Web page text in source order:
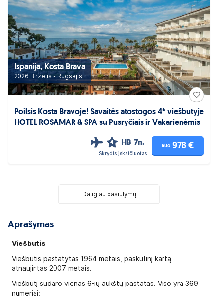
Ispanija, Kosta Brava
2026 Birželis - Rugsėjis
Poilsis Kosta Bravoje! Savaitės atostogos 4* viešbutyje
HOTEL ROSAMAR & SPA su Pusryčiais ir Vakarienėmis
4 HB 7n.
Skrydis įskaičiuotas
nuo 978 €
Daugiau pasiūlymų
Aprašymas
Viešbutis
Viešbutis pastatytas 1964 metais, paskutinį kartą
atnaujintas 2007 metais.
Viešbutį sudaro vienas 6-ių aukštų pastatas. Viso yra 369
numeriai: